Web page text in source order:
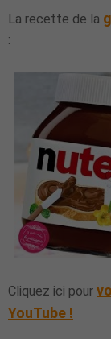
La recette de la
:
Cliquez ici pour
YouTube !